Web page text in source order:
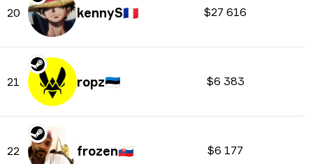
20 kennyS🇫🇷 $27 616
21 ropz🇪🇪 $6 383
22 frozen🇸🇰 $6 177